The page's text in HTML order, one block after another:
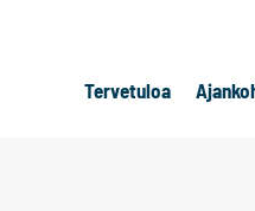
Tervetuloa